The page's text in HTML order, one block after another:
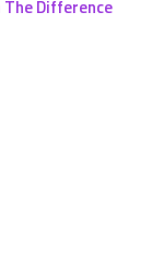
Difference